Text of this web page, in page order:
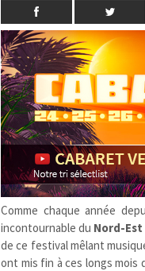
Comme chaque année
incontournable du Nord-Est
de ce festival mêlant
ont mis fin à ces longs mois